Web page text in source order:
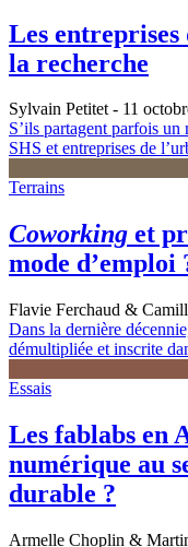
Les entreprises
la recherche
Sylvain Petitet- 11
S’ils partagent parfois
SHS et entreprises de
Terrains
Coworking et
mode d’emploi
Flavie Ferchaud &
Dans la dernière
démultipliée et inscrite
Essais
Les fablabs en
numérique au
durable ?
Armelle Choplin &